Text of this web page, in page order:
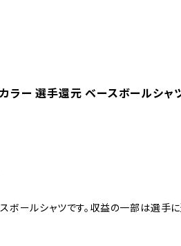
ラー 選手還元 ベースボールシャ
ボールシャツです。収益の一部は選手